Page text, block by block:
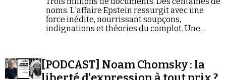
noms. L'affaire Epstein ressurgit avec une
force inédite, nourrissant soupçons,
indignations et théories du complot. Une
[PODCAST] Noam Chomsky : la